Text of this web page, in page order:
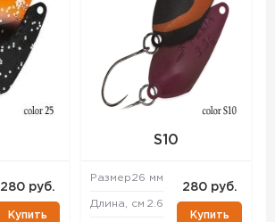
280 руб.
Купить
S10
Размер26 мм
Длина, см 2.6
280 руб.
Купить